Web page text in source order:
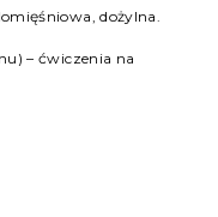
dożylna.
– ćwiczenia na